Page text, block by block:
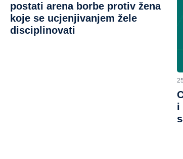
postati arena borbe protiv žena
koje se ucjenjivanjem žele
disciplinovati
i